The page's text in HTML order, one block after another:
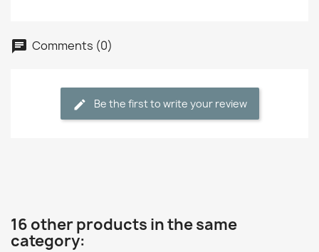
Comments (0)
Be the first to write your review
16 other products in the same
category: